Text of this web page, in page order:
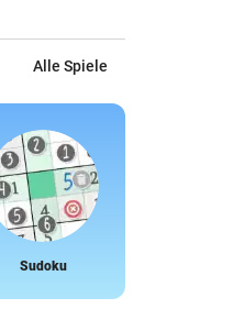
Alle Spiele
Sudoku